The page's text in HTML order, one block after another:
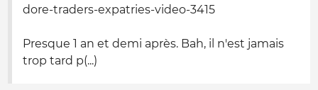
dore-traders-expatries-video-3415
Presque 1 an et demi après. Bah, il n'est jamais
trop tard p(...)